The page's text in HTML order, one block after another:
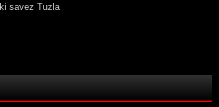
savez Tuzla